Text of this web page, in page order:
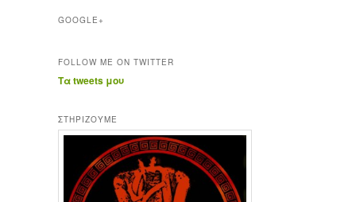
GOOGLE+
FOLLOW ME ON TWITTER
Τα tweets μου
ΣΤΗΡΊΖΟΥΜΕ